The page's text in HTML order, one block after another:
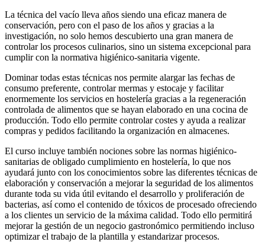
La técnica del vacío lleva años siendo una eficaz manera de
conservación, pero con el paso de los años y gracias a la
investigación, no solo hemos descubierto una gran manera de
controlar los procesos culinarios, sino un sistema excepcional para
cumplir con la normativa higiénico-sanitaria vigente.
Dominar todas estas técnicas nos permite alargar las fechas de
consumo preferente, controlar mermas y estocaje y facilitar
enormemente los servicios en hostelería gracias a la regeneración
controlada de alimentos que se hayan elaborado en una cocina de
producción. Todo ello permite controlar costes y ayuda a realizar
compras y pedidos facilitando la organización en almacenes.
El curso incluye también nociones sobre las normas higiénico-
sanitarias de obligado cumplimiento en hostelería, lo que nos
ayudará junto con los conocimientos sobre las diferentes técnicas de
elaboración y conservación a mejorar la seguridad de los alimentos
durante toda su vida útil evitando el desarrollo y proliferación de
bacterias, así como el contenido de tóxicos de procesado ofreciendo
a los clientes un servicio de la máxima calidad. Todo ello permitirá
mejorar la gestión de un negocio gastronómico permitiendo incluso
optimizar el trabajo de la plantilla y estandarizar procesos.